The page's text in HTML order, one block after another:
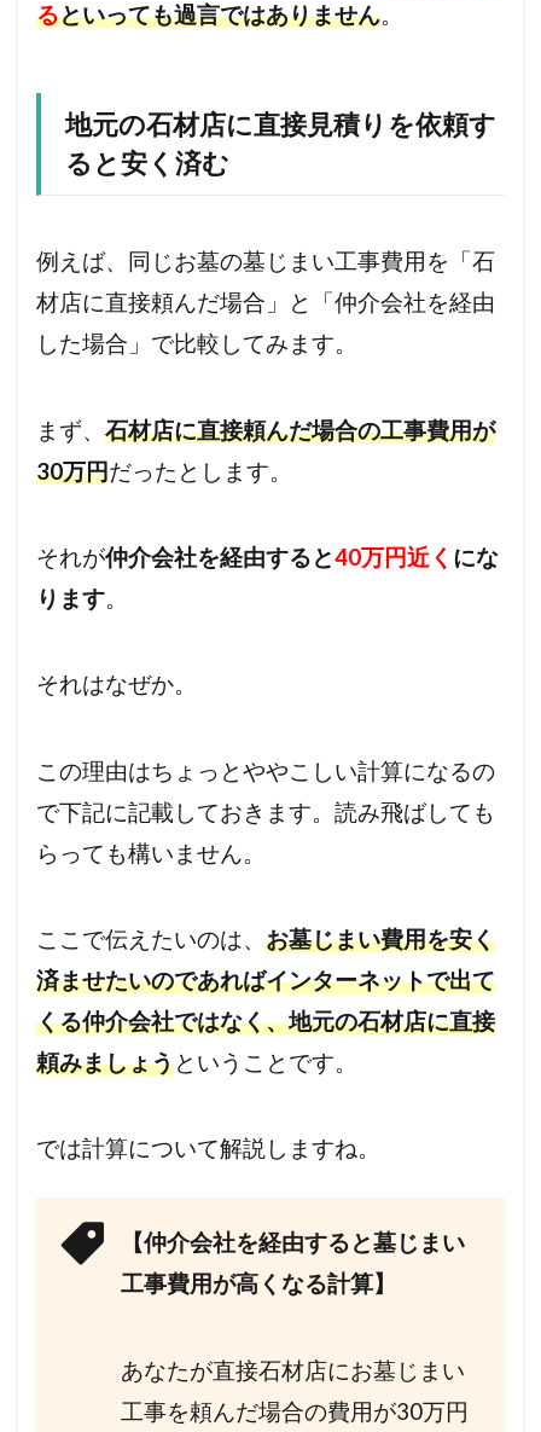
るといっても過言ではありません。
地元の石材店に直接見積りを依頼す
ると安く済む
例えば、同じお墓の墓じまい工事費用を「石
材店に直接頼んだ場合」と「仲介会社を経由
した場合」で比較してみます。
まず、 石材店に直接頼んだ場合の工事費用が
30万円だったとします。
それが仲介会社を経由すると40万円近く にな
ります。
それはなぜか。
この理由はちょっとややこしい計算になるの
で下記に記載しておきます。読み飛ばしても
らっても構いません。
ここで伝えたいのは、 お墓じまい費用を安く
済ませたいのであればインターネットで出て
くる仲介会社ではなく、地元の石材店に直接
頼みましょうということです。
では計算について解説しますね。
【仲介会社を経由すると墓じまい
工事費用が高くなる計算】
あなたが直接石材店にお墓じまい
工事を頼んだ場合の費用が30万円